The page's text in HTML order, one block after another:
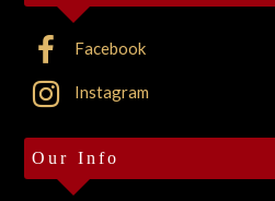
Facebook
Instagram
Our Info